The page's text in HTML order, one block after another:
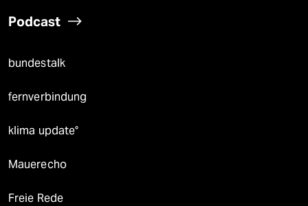
Podcast
bundestalk
fernverbindung
klima update°
Mauerecho
Freie Rede